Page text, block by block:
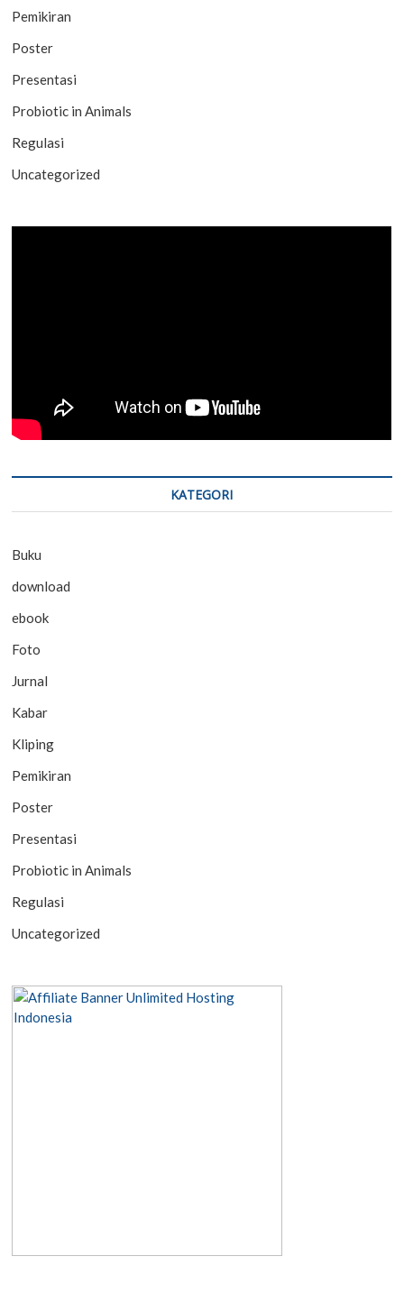
Pemikiran
Poster
Presentasi
Probiotic in Animals
Regulasi
Uncategorized
KATEGORI
Buku
download
ebook
Foto
Jurnal
Kabar
Kliping
Pemikiran
Poster
Presentasi
Probiotic in Animals
Regulasi
Uncategorized